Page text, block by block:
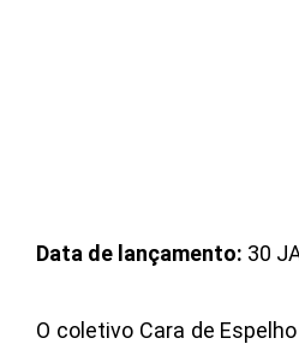
Data de lançamento: 30
O coletivo Cara de